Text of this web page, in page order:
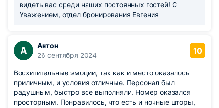
видеть вас среди наших постоянных гостей! С
Уважением, отдел бронирования Евгения
А
Антон
26 сентября 2024
10
Восхитительные эмоции, так как и место оказалось
приличным, и условия отличные. Персонал был
радушным, быстро все выполняли. Номер оказался
просторным. Понравилось, что есть и ночные шторы,